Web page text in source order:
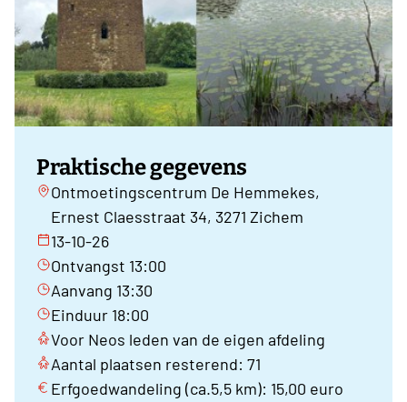
Praktische gegevens
Ontmoetingscentrum De Hemmekes,
Ernest Claesstraat 34, 3271 Zichem
13-10-26
Ontvangst 13:00
Aanvang 13:30
Einduur 18:00
Voor Neos leden van de eigen afdeling
Aantal plaatsen resterend: 71
Erfgoedwandeling (ca.5,5 km): 15,00 euro